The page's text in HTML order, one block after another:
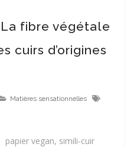
fibre végétale
cuirs d’origines
Matières sensationnelles
papier vegan, simili-cuir